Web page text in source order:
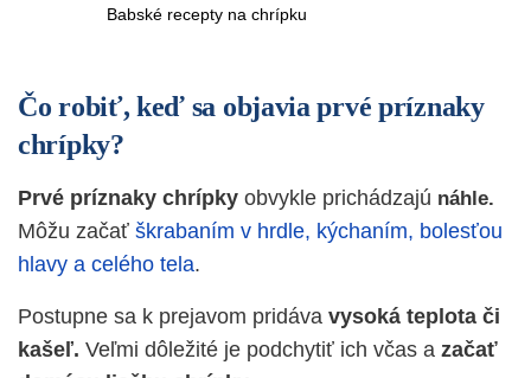
Babské recepty na chrípku
Čo robiť, keď sa objavia prvé príznaky
chrípky?
Prvé príznaky chrípky obvykle prichádzajú náhle.
Môžu začať škrabaním v hrdle, kýchaním, bolesťou
hlavy a celého tela.
Postupne sa k prejavom pridáva vysoká teplota či
kašeľ. Veľmi dôležité je podchytiť ich včas a začať